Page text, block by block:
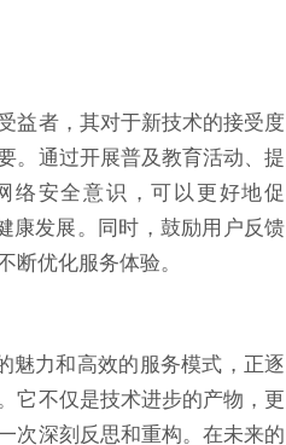
益者，其对于新技术的接受度
。通过开展普及教育活动、提
络安全意识，可以更好地促
康发展。同时，鼓励用户反馈
断优化服务体验。
魅力和高效的服务模式，正逐
它不仅是技术进步的产物，更
次深刻反思和重构。在未来的